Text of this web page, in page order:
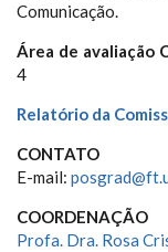
Comunicação.
Área de avaliação
4
Relatório da
CONTATO
E-mail:
COORDENAÇÃO
Profa. Dra. Rosa